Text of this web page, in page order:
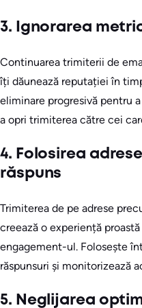
3. Ignorarea
Continuarea trimiterii de
îți dăunează reputației în
eliminare progresivă pentru
a opri trimiterea către cei
4. Folosirea
răspuns
Trimiterea de pe adrese
creează o experiență
engagement-ul. Folosește
răspunsuri și monitorizează
5. Neglijarea